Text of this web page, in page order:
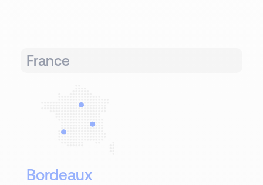
France
Bordeaux